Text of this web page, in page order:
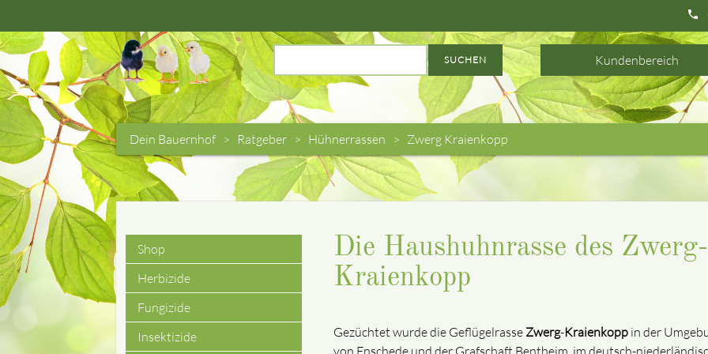
phone
SUCHEN Kundenbereich
Dein Bauernhof Ratgeber Hühnerrassen Zwerg Kraienkopp
Die Haushuhnrasse des Zwerg-
Kraienkopp
Gezüchtet wurde die Geflügelrasse Zwerg-Kraienkoppin der
von Enschede und der Grafschaft Bentheim, im deutsch-
Navigation
überspringen
Shop
Herbizide
Fungizide
Insektizide